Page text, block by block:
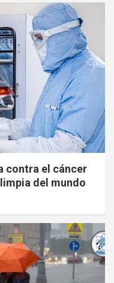
contra el cáncer
del mundo